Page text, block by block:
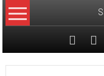
Lompat
ke